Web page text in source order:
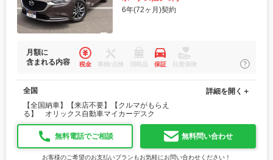
6年(72ヶ月)契約
月額に
含まれる内容
税金 車検/点検 消耗品 保証 任意保険
全国
【全国納車】【来店不要】【クルマがもらえ
る】 オリックス自動車マイカーデスク
詳細を開く＋
無料電話でご相談 無料問い合わせ
お客様のご希望のお支払いプランもお気軽にお問い合わせください！